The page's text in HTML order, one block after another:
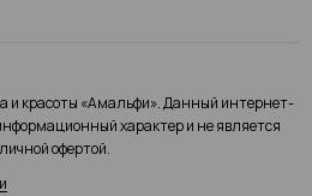
и красоты «Амальфи». Данный интернет-
характер и не является
офертой.